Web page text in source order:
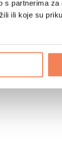
partnerima
ili koje su